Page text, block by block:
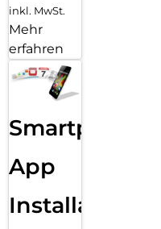
inkl. MwSt.
Mehr
erfahren
Smartphone
App
Installation